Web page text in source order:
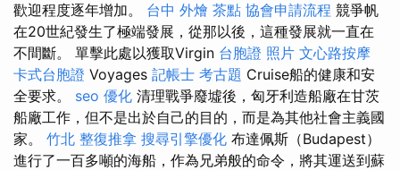
歡迎程度逐年增加。 台中 外燴 茶點 協會申請流程 競爭帆
在20世紀發生了極端發展，從那以後，這種發展就一直在
不間斷。 單擊此處以獲取Virgin 台胞證 照片 文心路按摩
卡式台胞證 Voyages 記帳士 考古題 Cruise船的健康和安
全要求。 seo 優化 清理戰爭廢墟後，匈牙利造船廠在甘茨
船廠工作，但不是出於自己的目的，而是為其他社會主義國
家。 竹北 整復推拿 搜尋引擎優化 布達佩斯（Budapest）
進行了一百多噸的海船，作為兄弟般的命令，將其運送到蘇